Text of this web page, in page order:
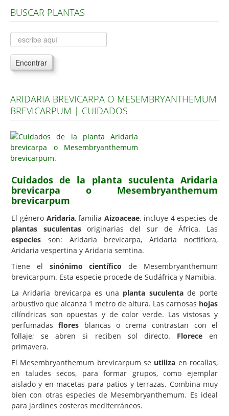
Árboles, Cicas y Palmeras de la G a la Z
Plantas Anuales y Perennes
Plantas Bulbosas y Acuáticas
Plantas de Interior
Plantas Aromáticas y de Huerto
Plantas Carnívoras y Orquídeas
Consejos
Hemisferio Norte
Hemisferio Sur
Enfermedades
Hongos
Carencias
Fotos
Flores y Plantas
Árboles y Palmeras
Arbustos y Trepadoras
Cactus y Suculentas
BUSCAR PLANTAS
Encontrar
ARIDARIA BREVICARPA O MESEMBRYANTHEMUM
BREVICARPUM | CUIDADOS
Cuidados de la planta suculenta Aridaria
brevicarpa o Mesembryanthemum
brevicarpum
El género Aridaria, familia Aizoaceae, incluye 4 especies de
plantas suculentasoriginarias del sur de África. Las
especies son: Aridaria brevicarpa, Aridaria noctiflora,
Aridaria vespertina y Aridaria semtina.
Tiene el sinónimo científico de Mesembryanthemum
brevicarpum. Esta especie procede de Sudáfrica y Namibia.
La Aridaria brevicarpa es una planta suculentade porte
arbustivo que alcanza 1 metro de altura. Las carnosas hojas
cilíndricas son opuestas y de color verde. Las vistosas y
perfumadasflores blancas o crema contrastan con el
follaje; se abren si reciben sol directo. Floreceen
primavera.
El Mesembryanthemum brevicarpum se utiliza en rocallas,
en taludes secos, para formar grupos, como ejemplar
aislado y en macetas para patios y terrazas. Combina muy
bien con otras especies de Mesembryanthemum. Es ideal
para jardines costeros mediterráneos.